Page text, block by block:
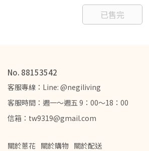
已售完
No. 88153542
客服專線：Line: @negiliving
客服時間：週一～週五 9：00～18：00
信箱：tw9319@gmail.com
關於蔥花 關於購物 關於配送